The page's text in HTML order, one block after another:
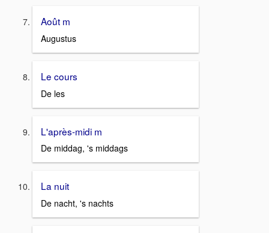
Août m
Augustus
Le cours
De les
L'après-midi m
De middag, 's middags
La nuit
De nacht, 's nachts